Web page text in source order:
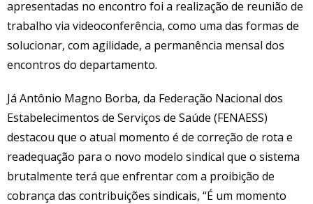
apresentadas no encontro foi a realização de reunião de
trabalho via videoconferência, como uma das formas de
solucionar, com agilidade, a permanência mensal dos
encontros do departamento.
Já Antônio Magno Borba, da Federação Nacional dos
Estabelecimentos de Serviços de Saúde (FENAESS)
destacou que o atual momento é de correção de rota e
readequação para o novo modelo sindical que o sistema
brutalmente terá que enfrentar com a proibição de
cobrança das contribuições sindicais, “É um momento